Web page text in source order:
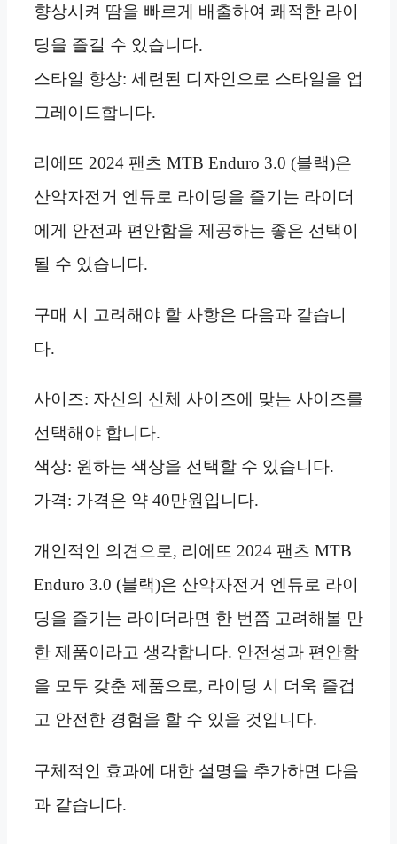
향상시켜 땀을 빠르게 배출하여 쾌적한 라이
딩을 즐길 수 있습니다.
스타일 향상: 세련된 디자인으로 스타일을 업
그레이드합니다.
리에뜨 2024 팬츠 MTB Enduro 3.0 (블랙)은
산악자전거 엔듀로 라이딩을 즐기는 라이더
에게 안전과 편안함을 제공하는 좋은 선택이
될 수 있습니다.
구매 시 고려해야 할 사항은 다음과 같습니
다.
사이즈: 자신의 신체 사이즈에 맞는 사이즈를
선택해야 합니다.
색상: 원하는 색상을 선택할 수 있습니다.
가격: 가격은 약 40만원입니다.
개인적인 의견으로, 리에뜨 2024 팬츠 MTB
Enduro 3.0 (블랙)은 산악자전거 엔듀로 라이
딩을 즐기는 라이더라면 한 번쯤 고려해볼 만
한 제품이라고 생각합니다. 안전성과 편안함
을 모두 갖춘 제품으로, 라이딩 시 더욱 즐겁
고 안전한 경험을 할 수 있을 것입니다.
구체적인 효과에 대한 설명을 추가하면 다음
과 같습니다.